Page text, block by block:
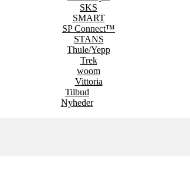
SKS
SMART
SP Connect™
STANS
Thule/Yepp
Trek
woom
Vittoria
Tilbud
Nyheder